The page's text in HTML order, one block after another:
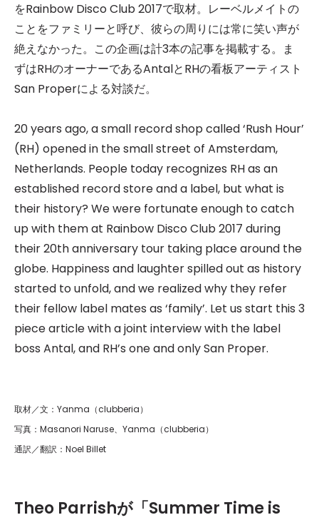
をRainbow Disco Club 2017で取材。レーベルメイトの
ことをファミリーと呼び、彼らの周りには常に笑い声が
絶えなかった。この企画は計3本の記事を掲載する。ま
ずはRHのオーナーであるAntalとRHの看板アーティスト
San Properによる対談だ。
20 years ago, a small record shop called ‘Rush Hour’
(RH) opened in the small street of Amsterdam,
Netherlands. People today recognizes RH as an
established record store and a label, but what is
their history? We were fortunate enough to catch
up with them at Rainbow Disco Club 2017 during
their 20th anniversary tour taking place around the
globe. Happiness and laughter spilled out as history
started to unfold, and we realized why they refer
their fellow label mates as ‘family’. Let us start this 3
piece article with a joint interview with the label
boss Antal, and RH’s one and only San Proper.
取材／文： Yanma（clubberia）
写真：Masanori Naruse、Yanma（clubberia）
通訳／翻訳：Noel Billet
Theo Parrishが「Summer Time is